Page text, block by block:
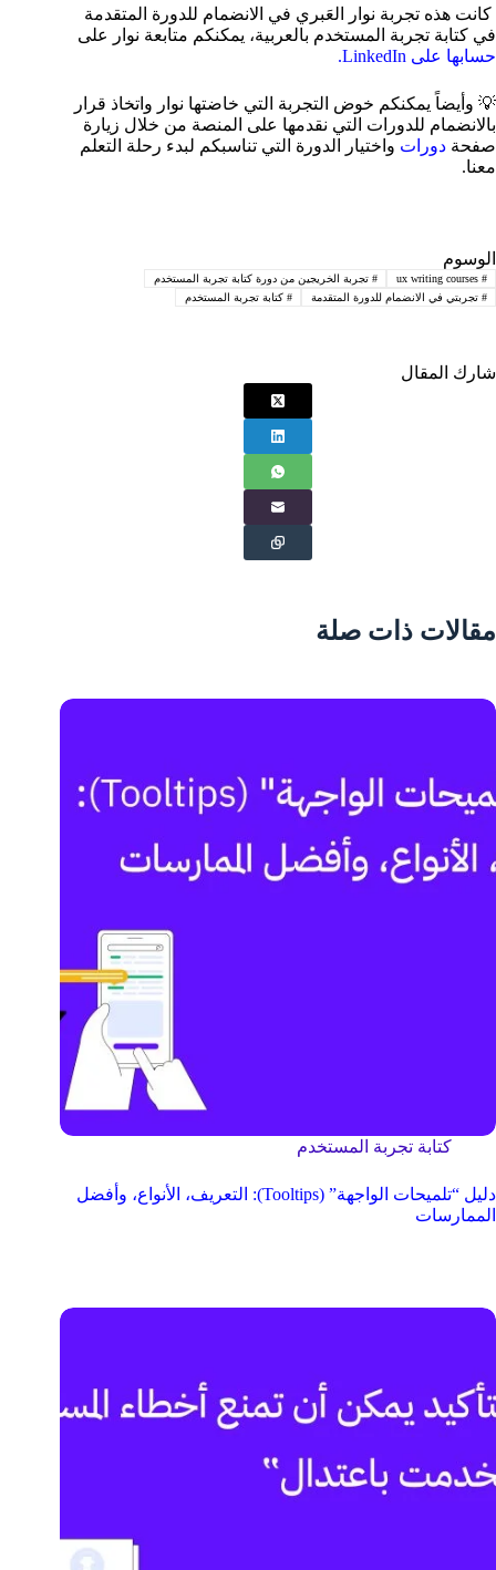
كانت هذه تجربة نوار العَبري في الانضمام للدورة المتقدمة
في كتابة تجربة المستخدم بالعربية، يمكنكم متابعة نوار على
حسابها على LinkedIn.
💡 وأيضاً يمكنكم خوض التجربة التي خاضتها نوار واتخاذ قرار
بالانضمام للدورات التي نقدمها على المنصة من خلال زيارة
صفحة دورات واختيار الدورة التي تناسبكم لبدء رحلة التعلم
معنا.
الوسوم
#
ux writing courses
# تجربة الخريجين من دورة كتابة تجربة المستخدم
# تجربتي في الانضمام للدورة المتقدمة # كتابة تجربة المستخدم
شارك المقال
مقالات ذات صلة
كتابة تجربة المستخدم
دليل “تلميحات الواجهة” (Tooltips): التعريف، الأنواع، وأفضل
الممارسات